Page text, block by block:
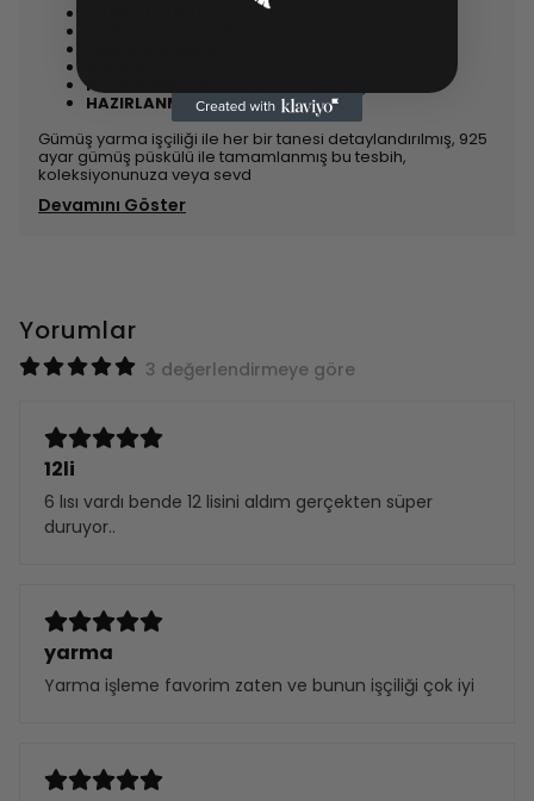
9 mm x 9 mm
PÜSKÜL MADDESİ:
HAZIRLANMA SÜRESİ:1-3 İŞ GÜNÜ
Gümüş yarma işçiliği ile her bir tanesi detaylandırılmış, 925
ayar gümüş püskülü ile tamamlanmış bu tesbih,
koleksiyonunuza veya sevd
Devamını Göster
Yorumlar
3 değerlendirmeye göre
12li
6 lısı vardı bende 12 lisini aldım gerçekten süper
duruyor..
yarma
Yarma işleme favorim zaten ve bunun işçiliği çok iyi